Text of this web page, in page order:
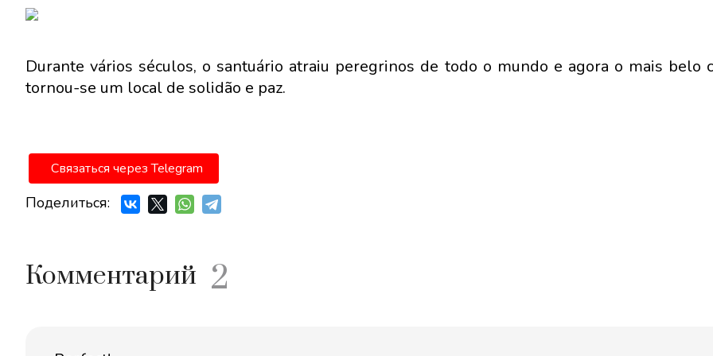
Durante vários séculos, o santuário atraiu peregrinos de todo o mundo e agora o mais belo
tornou-se um local de solidão e paz.
Связаться через Telegram
Поделиться:
Комментарий 2